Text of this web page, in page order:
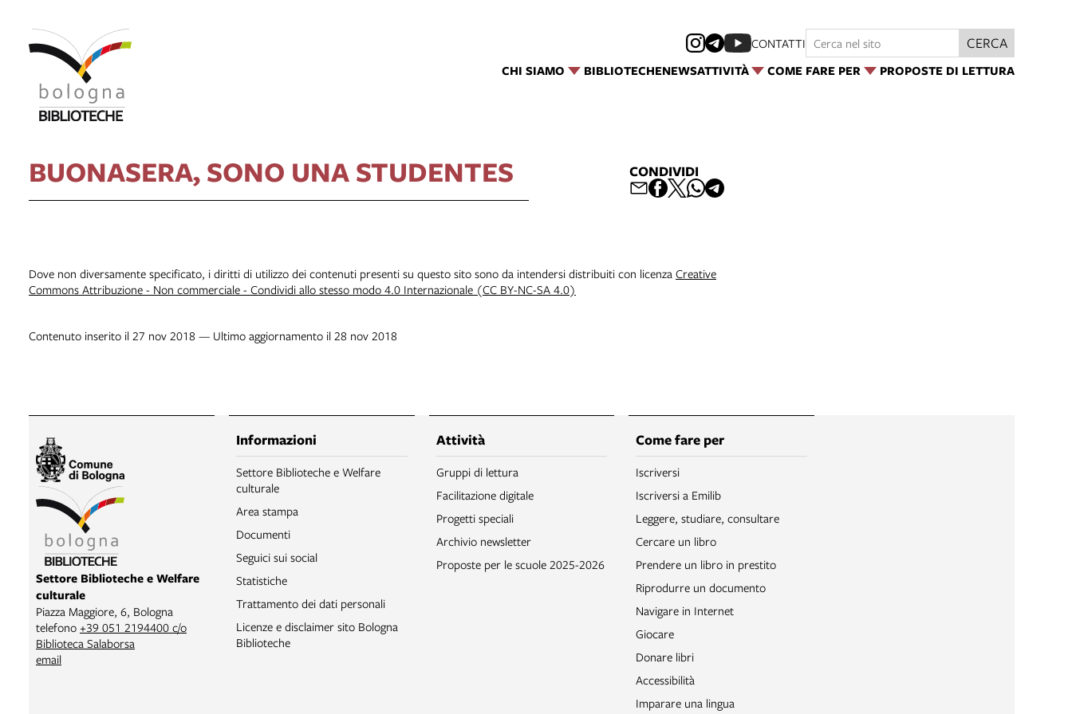
CHI SIAMO BIBLIOTECHENEWSATTIVITÀ COME FARE PER PROPOSTE DI LETTURA
CONTATTI CERCA
BUONASERA, SONO UNA STUDENTES CONDIVIDI
Dove non diversamente specificato, i diritti di utilizzo dei contenuti presenti su questo sito sono da intendersi distribuiti con licenza Creative
Commons Attribuzione - Non commerciale - Condividi allo stesso modo 4.0 Internazionale (CC BY-NC-SA 4.0)
Contenuto inserito il 27 nov 2018 — Ultimo aggiornamento il 28 nov 2018
Settore Biblioteche e Welfare
culturale
Piazza Maggiore, 6, Bologna
telefono +39 051 2194400 c/o
Biblioteca Salaborsa
email
Informazioni
Settore Biblioteche e Welfare
culturale
Area stampa
Documenti
Seguici sui social
Statistiche
Trattamento dei dati personali
Licenze e disclaimer sito Bologna
Biblioteche
Attività
Gruppi di lettura
Facilitazione digitale
Progetti speciali
Archivio newsletter
Proposte per le scuole 2025-2026
Come fare per
Iscriversi
Iscriversi a Emilib
Leggere, studiare, consultare
Cercare un libro
Prendere un libro in prestito
Riprodurre un documento
Navigare in Internet
Giocare
Donare libri
Accessibilità
Imparare una lingua